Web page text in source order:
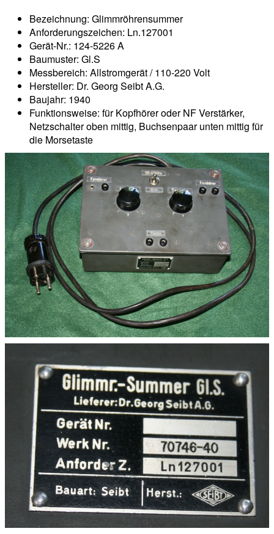
Bezeichnung: Glimmröhrensummer
Anforderungszeichen: Ln.127001
Gerät-Nr.: 124-5226 A
Baumuster: Gl.S
Messbereich: Allstromgerät / 110-220 Volt
Hersteller: Dr. Georg Seibt A.G.
Baujahr: 1940
Funktionsweise: für Kopfhörer oder NF Verstärker,
Netzschalter oben mittig, Buchsenpaar unten mittig für
die Morsetaste